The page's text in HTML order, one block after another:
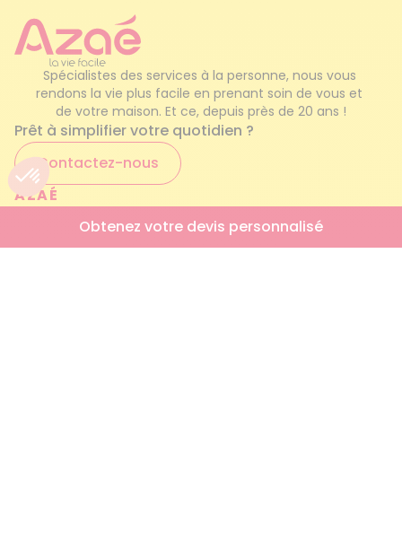
Spécialistes des services à la personne, nous vous
rendons la vie plus facile en prenant soin de vous et
de votre maison. Et ce, depuis près de 20 ans !
Prêt à simplifier votre quotidien ?
Contactez-nous
AZAÉ
Qui sommes-nous ?
Obtenez votre devis personnalisé